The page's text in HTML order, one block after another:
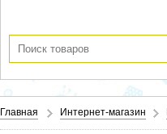
Главная Интернет-магазин